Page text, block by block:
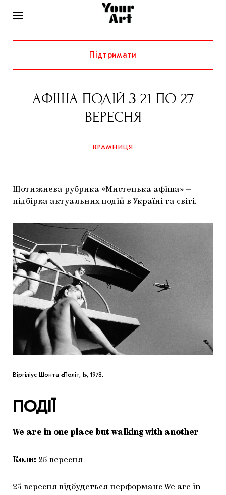
НОВИНИ
ІНТЕРВ’Ю
ХУДОЖНИКИ
АРХІТЕКТУРА
КІНО
РІДНИЙ КРАЙ
САМООРГАНІЗАЦІЇ
МУЗЕЇ
ГАЛЕРЕЇ
АРТЦЕНТРИ
ВИСТАВКИ
ІСТОРІЇ
КНИЖКИ І ЖУРНАЛИ
ДОСЛІДНИЦЬКА ПЛАТФОРМА
ЯК ПІДТРИМУВАТИ УКРАЇНСЬКЕ МИСТЕЦТВО
МАРІУПОЛЬСЬКІ МАРГІНАЛІЇ
CARPATHIAN CULT ПРО РІЗДВЯНІ СВЯТА
КРАМНИЦЯ
Підтримати
АФІША ПОДІЙ З 21 ПО 27
ВЕРЕСНЯ
КРАМНИЦЯ
Щотижнева рубрика «Мистецька афіша» —
підбірка актуальних подій в Україні та світі.
Віргіліус Шонта «Політ, I», 1978.
ПОДІЇ
We are in one place but walking with another
Коли: 25 вересня
25 вересня відбудеться перформанс We are in